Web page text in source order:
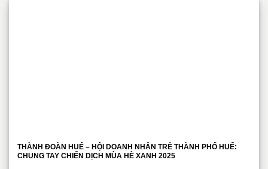
THÀNH ĐOÀN HUẾ – HỘI DOANH NHÂN TRẺ THÀNH PHỐ HUẾ:
CHUNG TAY CHIẾN DỊCH MÙA HÈ XANH 2025